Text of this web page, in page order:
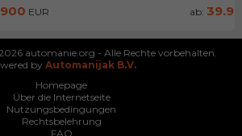
EUR ab:
automanie.org - Alle Rechte vorbehalten.
byAutomanijak B.V.
Homepage
Über die Internetseite
Nutzungsbedingungen
Rechtsbelehrung
FAQ